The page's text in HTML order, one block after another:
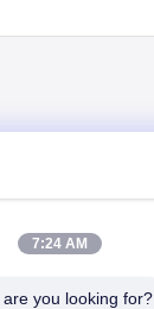
7:24 AM
you looking for?